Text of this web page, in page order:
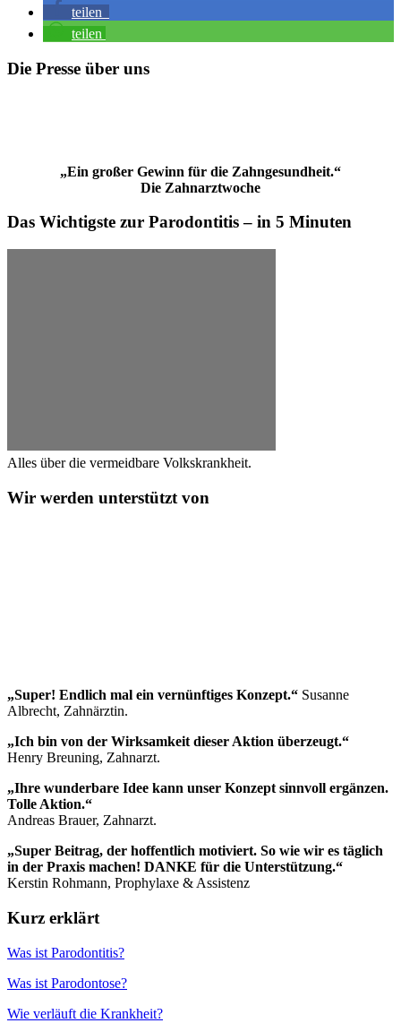
teilen
teilen
Die Presse über uns
„Ein großer Gewinn für die Zahngesundheit.“
Die Zahnarztwoche
Das Wichtigste zur Parodontitis – in 5 Minuten
Alles über die vermeidbare Volkskrankheit.
Wir werden unterstützt von
„Super! Endlich mal ein vernünftiges Konzept.“ Susanne
Albrecht, Zahnärztin.
„Ich bin von der Wirksamkeit dieser Aktion überzeugt.“
Henry Breuning, Zahnarzt.
„Ihre wunderbare Idee kann unser Konzept sinnvoll ergänzen.
Tolle Aktion.“
Andreas Brauer, Zahnarzt.
„Super Beitrag, der hoffentlich motiviert. So wie wir es täglich
in der Praxis machen! DANKE für die Unterstützung.“
Kerstin Rohmann, Prophylaxe & Assistenz
Kurz erklärt
Was ist Parodontitis?
Was ist Parodontose?
Wie verläuft die Krankheit?